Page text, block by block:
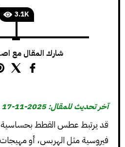
3.1K
شارك المقال مع
آخر تحديث للمقال: 2025-11-17
قد يرتبط عطس القطط
فيروسية مثل الهربس، أو مهيجات